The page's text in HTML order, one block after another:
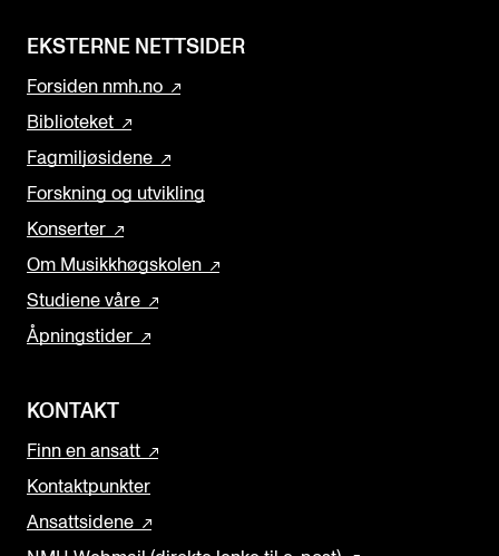
EKSTERNE NETTSIDER
Forsiden nmh.no
Biblioteket
Fagmiljøsidene
Forskning og utvikling
Konserter
Om Musikkhøgskolen
Studiene våre
Åpningstider
KONTAKT
Finn en ansatt
Kontaktpunkter
Ansattsidene